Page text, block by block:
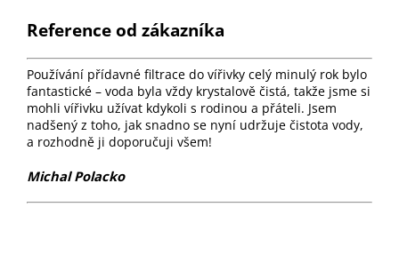
Reference od zákazníka
Používání přídavné filtrace do vířivky celý minulý rok bylo
fantastické – voda byla vždy krystalově čistá, takže jsme si
mohli vířivku užívat kdykoli s rodinou a přáteli. Jsem
nadšený z toho, jak snadno se nyní udržuje čistota vody,
a rozhodně ji doporučuji všem!
Michal Polacko